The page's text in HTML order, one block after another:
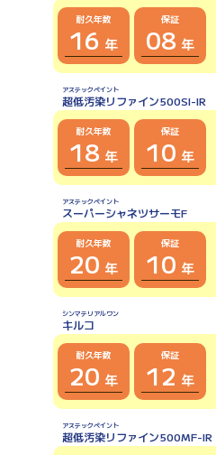
耐久年数
16 年
保証
08 年
アステックペイント
超低汚染リファイン500SI-IR
耐久年数
18 年
保証
10 年
アステックペイント
スーパーシャネツサーモF
耐久年数
20 年
保証
10 年
シンマテリアルワン
キルコ
耐久年数
20 年
保証
12 年
アステックペイント
超低汚染リファイン500MF-IR